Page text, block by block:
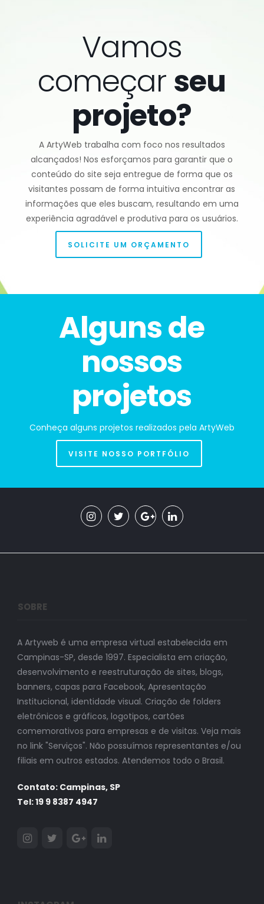
Vamos
começar seu
projeto?
A ArtyWeb trabalha com foco nos resultados
alcançados! Nos esforçamos para garantir que o
conteúdo do site seja entregue de forma que os
visitantes possam de forma intuitiva encontrar as
informações que eles buscam, resultando em uma
experiência agradável e produtiva para os usuários.
SOLICITE UM ORÇAMENTO
Alguns de
nossos
projetos
Conheça alguns projetos realizados pela ArtyWeb
VISITE NOSSO PORTFÓLIO
SOBRE
A Artyweb é uma empresa virtual estabelecida em
Campinas-SP, desde 1997. Especialista em criação,
desenvolvimento e reestruturação de sites, blogs,
banners, capas para Facebook, Apresentação
Institucional, identidade visual. Criação de folders
eletrônicos e gráficos, logotipos, cartões
comemorativos para empresas e de visitas. Veja mais
no link "Serviços". Não possuímos representantes e/ou
filiais em outros estados. Atendemos todo o Brasil.
Contato: Campinas, SP
Tel: 19 9 8387 4947